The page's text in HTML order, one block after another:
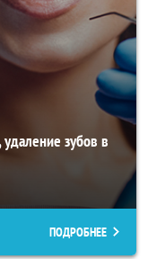
удаление зубов в
ПОДРОБНЕЕ